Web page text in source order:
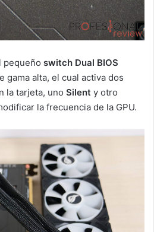
pequeño switch Dual BIOS
gama alta, el cual activa dos
la tarjeta, uno Silent y otro
la frecuencia de la GPU.